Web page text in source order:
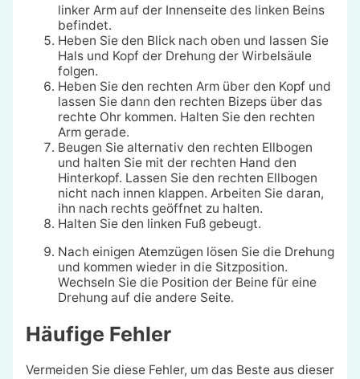
linker Arm auf der Innenseite des linken Beins
befindet.
Heben Sie den Blick nach oben und lassen Sie
Hals und Kopf der Drehung der Wirbelsäule
folgen.
Heben Sie den rechten Arm über den Kopf und
lassen Sie dann den rechten Bizeps über das
rechte Ohr kommen. Halten Sie den rechten
Arm gerade.
Beugen Sie alternativ den rechten Ellbogen
und halten Sie mit der rechten Hand den
Hinterkopf. Lassen Sie den rechten Ellbogen
nicht nach innen klappen. Arbeiten Sie daran,
ihn nach rechts geöffnet zu halten.
Halten Sie den linken Fuß gebeugt.
Nach einigen Atemzügen lösen Sie die Drehung
und kommen wieder in die Sitzposition.
Wechseln Sie die Position der Beine für eine
Drehung auf die andere Seite.
Häufige Fehler
Vermeiden Sie diese Fehler, um das Beste aus dieser